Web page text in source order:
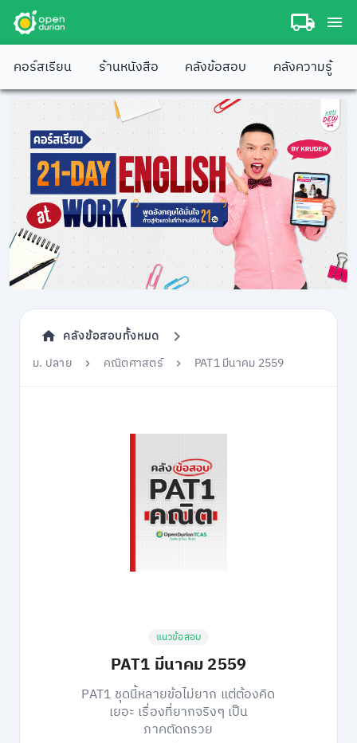
คอร์สเรียน ร้านหนังสือ คลังข้อสอบ คลังความรู้
คลังข้อสอบทั้งหมด
ม. ปลาย
คณิตศาสตร์ PAT1 มีนาคม 2559
แนวข้อสอบ
PAT1 มีนาคม 2559
PAT1 ชุดนี้หลายข้อไม่ยาก แต่ต้องคิด
เยอะ เรื่องที่ยากจริงๆ เป็น
ภาคตัดกรวย